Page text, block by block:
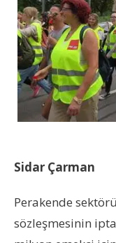
Sidar Çarman
Perakende
sözleşmesinin